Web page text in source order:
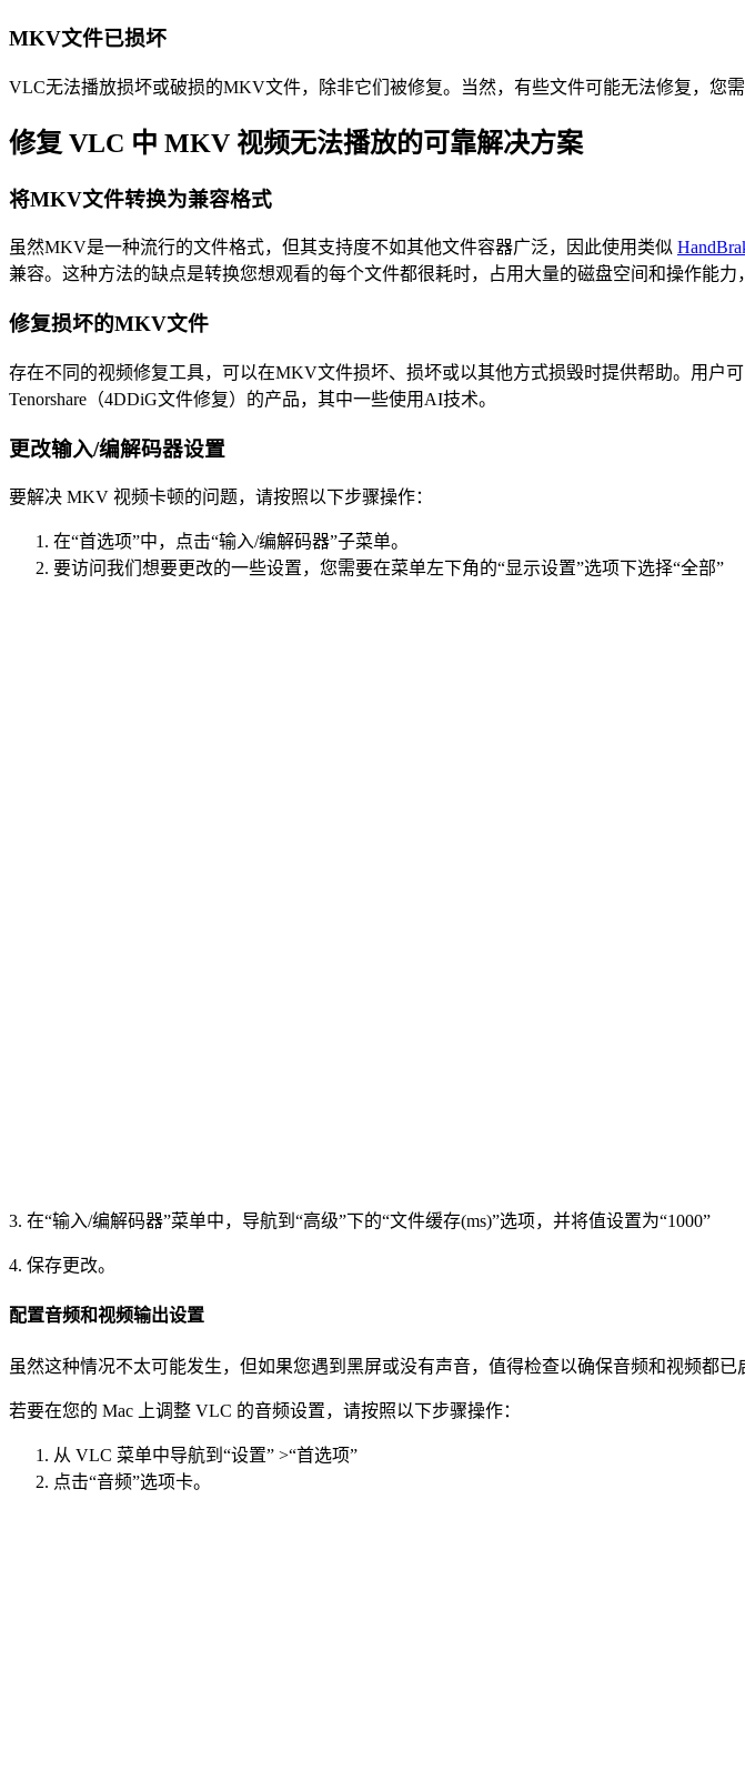
MKV文件已损坏
VLC无法播放损坏或破损的MKV文件，除非它们被修复。当然，有些文件可能无法修复，您
修复 VLC 中 MKV 视频无法播放的可靠解决方案
将MKV文件转换为兼容格式
虽然MKV是一种流行的文件格式，但其支持度不如其他文件容器广泛，因此使用类似
兼容。这种方法的缺点是转换您想观看的每个文件都很耗时，占用大量的磁盘空间和操作能力
修复损坏的MKV文件
存在不同的视频修复工具，可以在MKV文件损坏、损坏或以其他方式损毁时提供帮助。用户
Tenorshare（4DDiG文件修复）的产品，其中一些使用AI技术。
更改输入/编解码器设置
要解决 MKV 视频卡顿的问题，请按照以下步骤操作：
在“首选项”中，点击“输入/编解码器”子菜单。
要访问我们想要更改的一些设置，您需要在菜单左下角的“显示设置”选项下选择“全部”
3. 在“输入/编解码器”菜单中，导航到“高级”下的“文件缓存(ms)”选项，并将值设置为“1000”
4. 保存更改。
配置音频和视频输出设置
虽然这种情况不太可能发生，但如果您遇到黑屏或没有声音，值得检查以确保音频和视频都已
若要在您的 Mac 上调整 VLC 的音频设置，请按照以下步骤操作：
从 VLC 菜单中导航到“设置” >“首选项”
点击“音频”选项卡。